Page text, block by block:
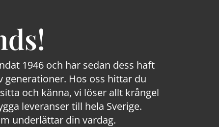
1946 och har sedan dess haft
Hos oss hittar du
och känna, vi löser allt krångel
leveranser till hela Sverige.
underlättar din vardag.